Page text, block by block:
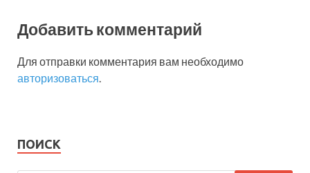
Добавить комментарий
Для отправки комментария вам необходимо
авторизоваться.
ПОИСК